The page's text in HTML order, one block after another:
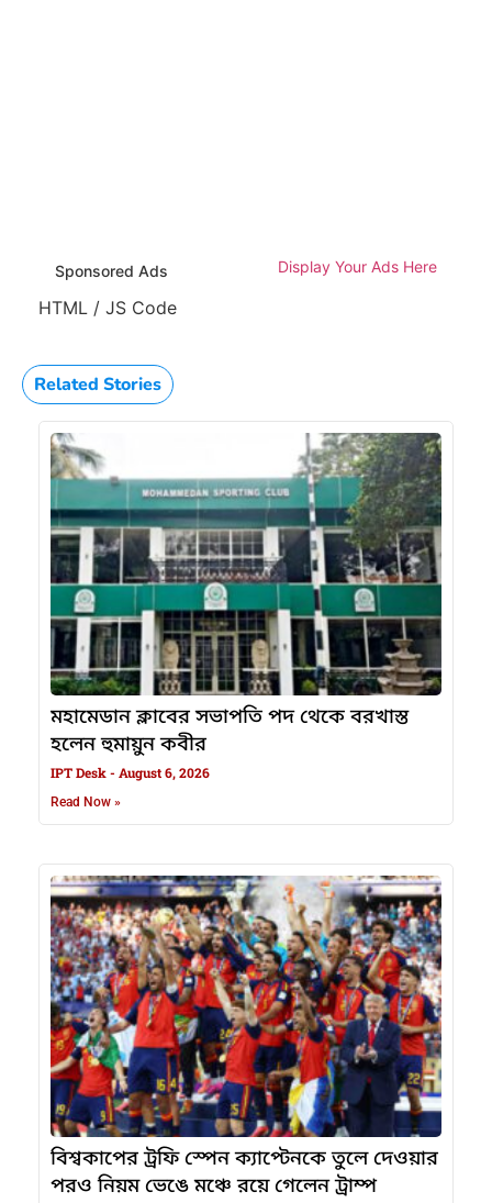
Sponsored Ads Display Your Ads Here
HTML / JS Code
Related Stories
মহামেডান ক্লাবের সভাপতি পদ থেকে বরখাস্ত
হলেন হুমায়ুন কবীর
IPT Desk August 6, 2026
Read Now »
বিশ্বকাপের ট্রফি স্পেন ক্যাপ্টেনকে তুলে দেওয়ার
পরও নিয়ম ভেঙে মঞ্চে রয়ে গেলেন ট্রাম্প